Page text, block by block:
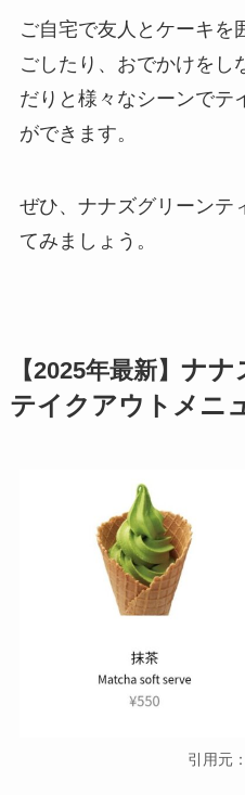
ご自宅で友人とケーキを
ごしたり、おでかけをし
だりと様々なシーンでテ
ができます。
ぜひ、ナナズグリーンテ
てみましょう。
【2025年最新】 ナナ
テイクアウトメニ
引用元